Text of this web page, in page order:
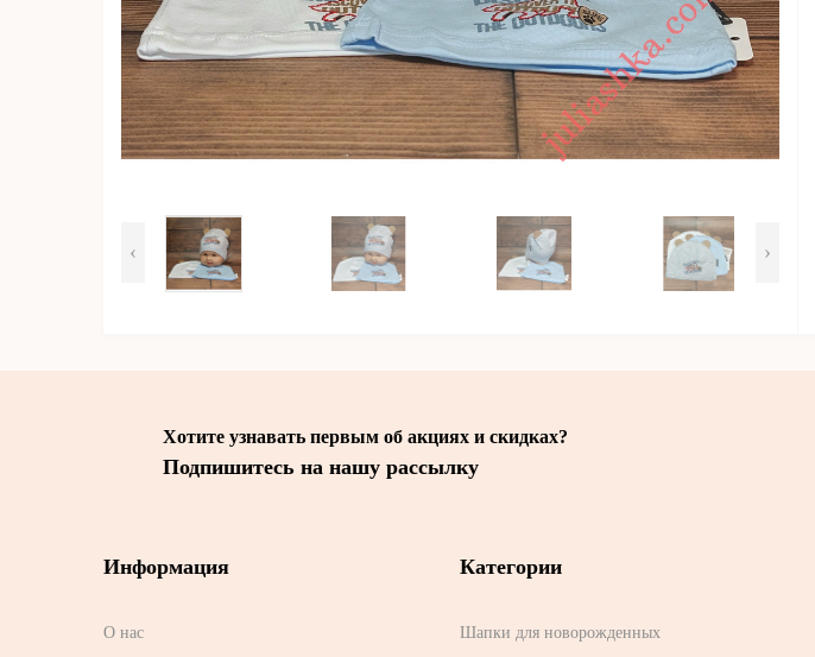
‹ ›
Хотите узнавать первым об акциях и скидках?
Подпишитесь на нашу рассылку
Информация
О нас
Категории
Шапки для новорожденных